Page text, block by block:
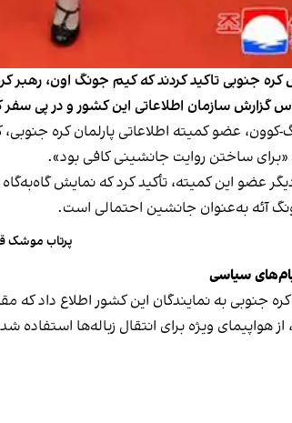
جنوبی تاکید کردند که کیم جونگ اون،
گزارش سازمان اطلاعاتی این کشور و در پی
کوون، عضو کمیته اطلاعاتی پارلمان کره
ساختن روایت جانشینی کافی بود».
عضو این کمیته، تأکید کرد که نمایش
آئه به‌عنوان جانشین احتمالی است.
پرتاب موشک
سیاسی
جنوبی به نمایندگان این کشور اطلاع داد
از هواپیمای ویژه برای انتقال زباله‌ها